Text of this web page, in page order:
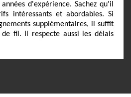
d'expérience. Sachez qu'il
intéressants et abordables. Si
supplémentaires, il suffit
fil. Il respecte aussi les délais